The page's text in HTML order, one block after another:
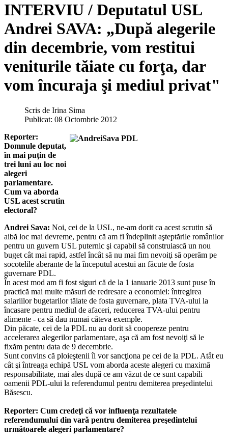
INTERVIU / Deputatul USL
Andrei SAVA: „După alegerile
din decembrie, vom restitui
veniturile tăiate cu forţa, dar
vom încuraja şi mediul privat"
Scris de Irina Sima
Publicat: 08 Octombrie 2012
Reporter:
Domnule deputat,
în mai puţin de
trei luni au loc noi
alegeri
parlamentare.
Cum va aborda
USL acest scrutin
electoral?
Andrei Sava: Noi, cei de la USL, ne-am dorit ca acest scrutin să
aibă loc mai devreme, pentru că am fi îndeplinit aşteptările românilor
pentru un guvern USL puternic şi capabil să construiască un nou
buget cât mai rapid, astfel încât să nu mai fim nevoiţi să operăm pe
socotelile aberante de la începutul acestui an făcute de fosta
guvernare PDL.
În acest mod am fi fost siguri că de la 1 ianuarie 2013 sunt puse în
practică mai multe măsuri de redresare a economiei: întregirea
salariilor bugetarilor tăiate de fosta guvernare, plata TVA-ului la
încasare pentru mediul de afaceri, reducerea TVA-ului pentru
alimente - ca să dau numai câteva exemple.
Din păcate, cei de la PDL nu au dorit să coopereze pentru
accelerarea alegerilor parlamentare, aşa că am fost nevoiţi să le
fixăm pentru data de 9 decembrie.
Sunt convins că ploieştenii îi vor sancţiona pe cei de la PDL. Atât eu
cât şi întreaga echipă USL vom aborda aceste alegeri cu maximă
responsabilitate, mai ales după ce am văzut de ce sunt capabili
oamenii PDL-ului la referendumul pentru demiterea preşedintelui
Băsescu.
Reporter: Cum credeţi că vor influenţa rezultatele
referendumului din vară pentru demiterea preşedintelui
următoarele alegeri parlamentare?